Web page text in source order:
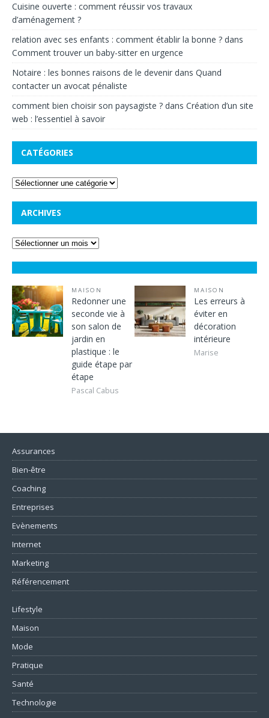
Cuisine ouverte : comment réussir vos travaux
d’aménagement ?
relation avec ses enfants : comment établir la bonne ? dans
Comment trouver un baby-sitter en urgence
Notaire : les bonnes raisons de le devenir dans Quand
contacter un avocat pénaliste
comment bien choisir son paysagiste ? dans Création d’un site
web : l’essentiel à savoir
CATÉGORIES
ARCHIVES
MAISON
Redonner une
seconde vie à
son salon de
jardin en
plastique : le
guide étape par
étape
Pascal Cabus
MAISON
Les erreurs à
éviter en
décoration
intérieure
Marise
Assurances
Bien-être
Coaching
Entreprises
Evènements
Internet
Marketing
Référencement
Lifestyle
Maison
Mode
Pratique
Santé
Technologie